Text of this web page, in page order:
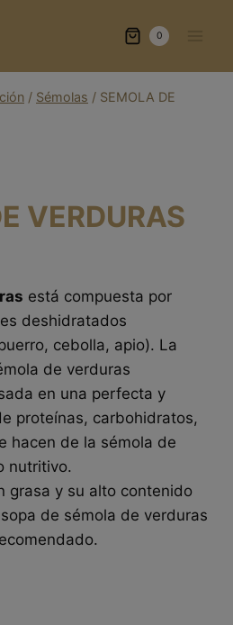
0
/ Sémolas / SEMOLA DE
VERDURAS
está compuesta por
deshidratados
cebolla, apio). La
de verduras
en una perfecta y
proteínas, carbohidratos,
hacen de la sémola de
nutritivo.
grasa y su alto contenido
de sémola de verduras